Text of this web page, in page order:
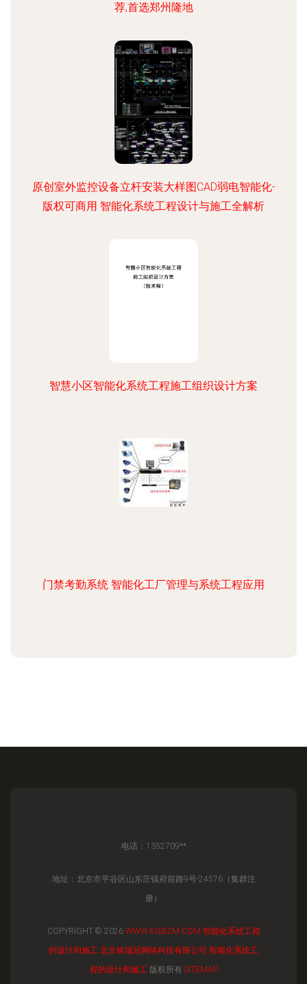
荐,首选郑州隆地
原创室外监控设备立杆安装大样图CAD弱电智能化-
版权可商用 智能化系统工程设计与施工全解析
智慧小区智能化系统工程施工组织设计方案
门禁考勤系统 智能化工厂管理与系统工程应用
电话：1352709**
地址：北京市平谷区山东庄镇府前路9号-24576（集群注
册）
COPYRIGHT © 2026 WWW.KGBZM.COM 智能化系统工程
的设计和施工 北京铭瑞冠网络科技有限公司 智能化系统工
程的设计和施工版权所有 SITEMAP